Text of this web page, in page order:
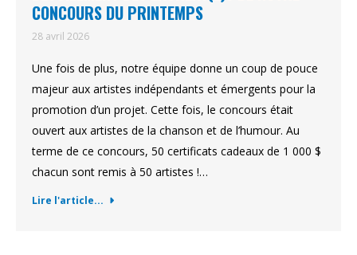
CONCOURS DU PRINTEMPS
28 avril 2026
Une fois de plus, notre équipe donne un coup de pouce
majeur aux artistes indépendants et émergents pour la
promotion d’un projet. Cette fois, le concours était
ouvert aux artistes de la chanson et de l’humour. Au
terme de ce concours, 50 certificats cadeaux de 1 000 $
chacun sont remis à 50 artistes !…
Lire l'article...